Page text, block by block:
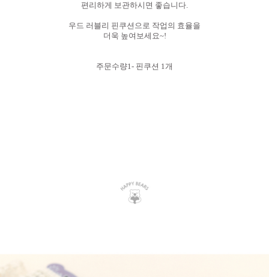
편리하게 보관하시면 좋습니다.
우드 러블리 핀쿠션으로 작업의 효율을
더욱 높여보세요~!
주문수량1- 핀쿠션 1개